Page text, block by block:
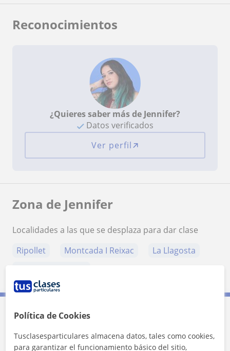
Reconocimientos
¿Quieres saber más de Jennifer?
Datos verificados
Ver perfil
Zona de Jennifer
Localidades a las que se desplaza para dar clase
Ripollet
Montcada I Reixac
La Llagosta
Política de Cookies
Tusclasesparticulares almacena datos, tales como cookies,
para garantizar el funcionamiento básico del sitio,